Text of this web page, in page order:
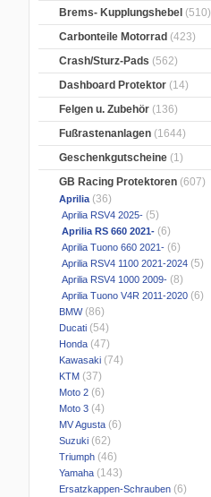
Brems- Kupplungshebel (510)
Carbonteile Motorrad (423)
Crash/Sturz-Pads (562)
Dashboard Protektor (14)
Felgen u. Zubehör (136)
Fußrastenanlagen (1644)
Geschenkgutscheine (1)
GB Racing Protektoren (607)
Aprilia(36)
Aprilia RSV4 2025- (5)
Aprilia RS 660 2021- (6)
Aprilia Tuono 660 2021- (6)
Aprilia RSV4 1100 2021-2024 (5)
Aprilia RSV4 1000 2009- (8)
Aprilia Tuono V4R 2011-2020 (6)
BMW(86)
Ducati (54)
Honda (47)
Kawasaki (74)
KTM (37)
Moto 2 (6)
Moto 3 (4)
MV Agusta (6)
Suzuki (62)
Triumph (46)
Yamaha (143)
Ersatzkappen-Schrauben (6)